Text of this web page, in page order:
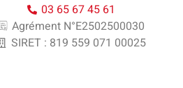
03 65 67 45 61
Agrément N°E2502500030
SIRET : 819 559 071 00025